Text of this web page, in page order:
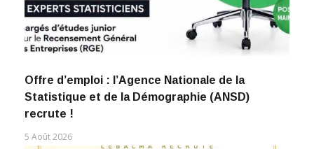
Offre d’emploi : l’Agence Nationale de la
Statistique et de la Démographie (ANSD)
recrute !
5 Août 2026